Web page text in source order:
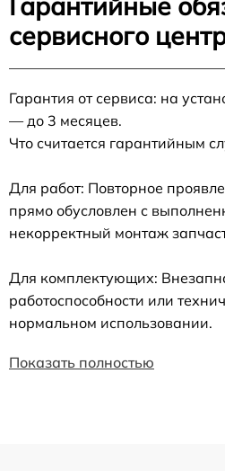
сервисного
Гарантия от сервиса: на
— до 3 месяцев.
Что считается гарантийным
Для работ: Повторное
прямо обусловлен с
некорректный монтаж
Для комплектующих:
работоспособности или
нормальном использовании.
Показать полностью